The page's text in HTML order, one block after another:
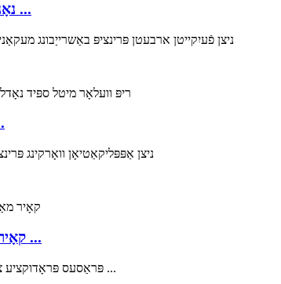
נאָנוואָווען פיברע גלאַס ה ...
ניצן פֿעיִקייטן ארבעטן פּרינציפּ באַשרייַבונג
ריב
ניצן אַפּפּליקאַטיאָן וואָרקינג
קאָיר מאַטראַס פּראָדוקציע ...
פּראַסעס פּראָדוקציע ציל ספּעסיפיקאַטיאָן מאַשין ...